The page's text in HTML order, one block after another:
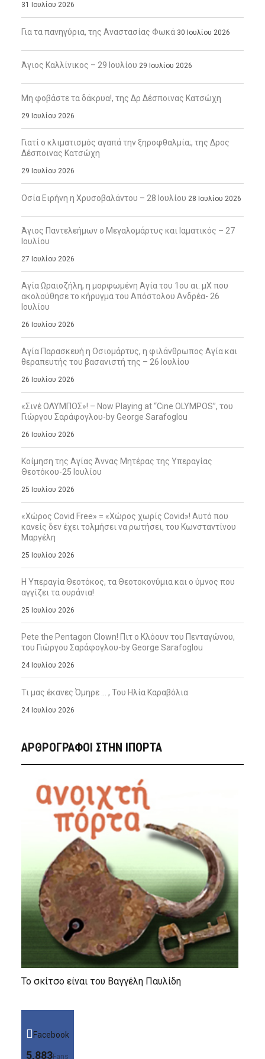
31 Ιουλίου 2026
Για τα πανηγύρια, της Αναστασίας Φωκά 30 Ιουλίου 2026
Άγιος Καλλίνικος – 29 Ιουλίου 29 Ιουλίου 2026
Μη φοβάστε τα δάκρυα!, της Δρ Δέσποινας Κατσώχη
29 Ιουλίου 2026
Γιατί ο κλιματισμός αγαπά την ξηροφθαλμία;, της Δρος
Δέσποινας Κατσώχη
29 Ιουλίου 2026
Οσία Ειρήνη η Χρυσοβαλάντου – 28 Ιουλίου 28 Ιουλίου 2026
Άγιος Παντελεήμων ο Μεγαλομάρτυς και Ιαματικός – 27
Ιουλίου
27 Ιουλίου 2026
Αγία Ωραιοζήλη, η μορφωμένη Αγία του 1ου αι. μΧ που
ακολούθησε το κήρυγμα του Απόστολου Ανδρέα- 26
Ιουλίου
26 Ιουλίου 2026
Αγία Παρασκευή η Οσιομάρτυς, η φιλάνθρωπος Αγία και
θεραπευτής του βασανιστή της – 26 Ιουλίου
26 Ιουλίου 2026
«Σινέ ΟΛΥΜΠΟΣ»! – Now Playing at “Cine OLYMPOS”, του
Γιώργου Σαράφογλου-by George Sarafoglou
26 Ιουλίου 2026
Κοίμηση της Αγίας Άννας Μητέρας της Υπεραγίας
Θεοτόκου-25 Ιουλίου
25 Ιουλίου 2026
«Χώρος Covid Free» = «Χώρος χωρίς Covid»! Αυτό που
κανείς δεν έχει τολμήσει να ρωτήσει, του Κωνσταντίνου
Μαργέλη
25 Ιουλίου 2026
Η Υπεραγία Θεοτόκος, τα Θεοτοκονύμια και ο ύμνος που
αγγίζει τα ουράνια!
25 Ιουλίου 2026
Pete the Pentagon Clown! Πιτ ο Κλόουν του Πενταγώνου,
του Γιώργου Σαράφογλου-by George Sarafoglou
24 Ιουλίου 2026
Τι μας έκανες Όμηρε … , Του Ηλία Καραβόλια
24 Ιουλίου 2026
ΑΡΘΡΟΓΡΑΦΟΙ ΣΤΗΝ IΠΟΡΤΑ
Το σκίτσο είναι του Βαγγέλη Παυλίδη
Facebook
5,883Fans